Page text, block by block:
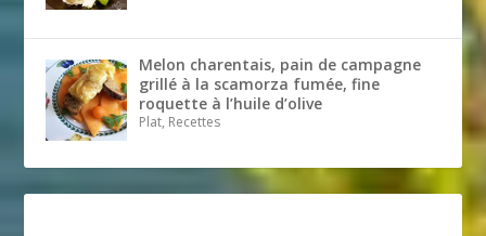
Melon charentais, pain de campagne
grillé à la scamorza fumée, fine
roquette à l’huile d’olive
Plat, Recettes